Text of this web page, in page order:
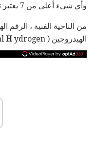
وأي شيء أعلى من 7 يعتبر تربة قلوية أو حلوة.
من الناحية الفنية ، الرقم
الهيدروجين (
H ydrogen) في المادة.